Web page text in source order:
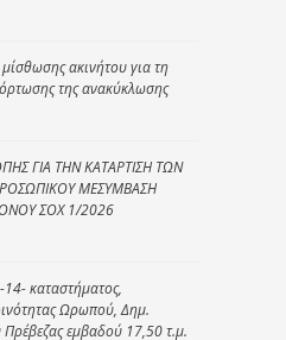
ακινήτου για τη
της ανακύκλωσης
ΓΙΑ ΤΗΝ ΚΑΤΑΡΤΙΣΗ ΤΩΝ
ΜΕΣΥΜΒΑΣΗ
ΣΟΧ 1/2026
καταστήματος,
Ωρωπού, Δημ.
εμβαδού 17,50 τ.μ.